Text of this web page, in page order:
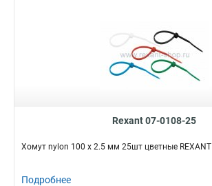
Rexant 07-0108-25
Хомут nylon 100 х 2.5 мм 25шт цветные REXANT
Подробнее